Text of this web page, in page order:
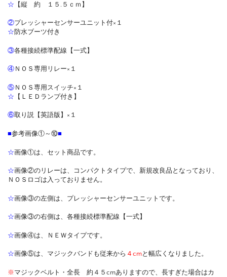
☆ 【縦 約 １５.５ｃｍ】
②プレッシャーセンサーユニット付×１
☆ 防水ブーツ付き
③各種接続標準配線【一式】
④ ＮＯＳ専用リレー×１
⑤ ＮＯＳ専用スイッチ×１
☆ 【ＬＥＤランプ付き】
⑥取り説【英語版】×１
■参考画像①～⑩■
☆画像①は、セット商品です。
☆画像②のリレーは、コンパクトタイプで、新規改良品となっており、
ＮＯＳロゴは入っておりません。
☆画像③の左側は、プレッシャーセンサーユニットです。
☆画像③の右側は、各種接続標準配線【一式】
☆画像④は、ＮＥＷタイプです。
☆画像⑤は、マジックバンドも従来から ４cmと幅広くなりました。
※ マジックベルト・全長 約４５cmありますので、長すぎた場合はカ